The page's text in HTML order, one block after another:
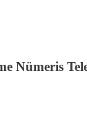
Nümeris